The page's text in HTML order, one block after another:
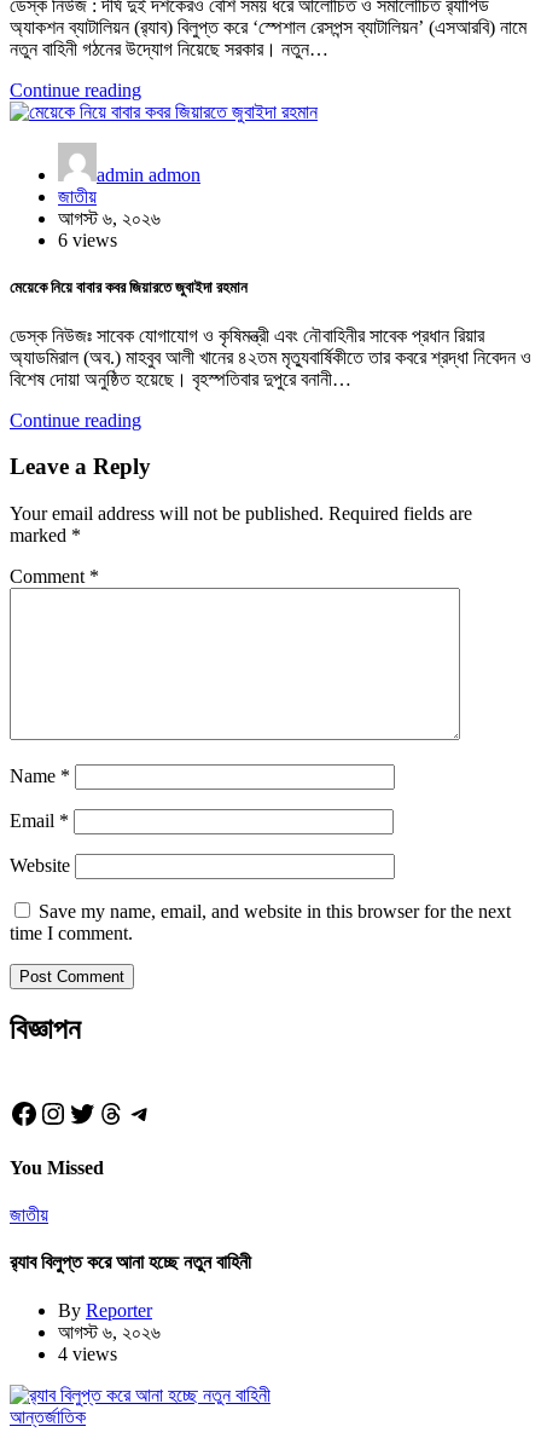
ডেস্ক নিউজ : দীর্ঘ দুই দশকেরও বেশি সময় ধরে আলোচিত ও সমালোচিত র‍্যাপিড
অ্যাকশন ব্যাটালিয়ন (র‍্যাব) বিলুপ্ত করে ‘স্পেশাল রেসপন্স ব্যাটালিয়ন’ (এসআরবি) নামে
নতুন বাহিনী গঠনের উদ্যোগ নিয়েছে সরকার। নতুন…
Continue reading
admin admon
জাতীয়
আগস্ট ৬, ২০২৬
6 views
মেয়েকে নিয়ে বাবার কবর জিয়ারতে জুবাইদা রহমান
ডেস্ক নিউজঃ সাবেক যোগাযোগ ও কৃষিমন্ত্রী এবং নৌবাহিনীর সাবেক প্রধান রিয়ার
অ্যাডমিরাল (অব.) মাহবুব আলী খানের ৪২তম মৃত্যুবার্ষিকীতে তার কবরে শ্রদ্ধা নিবেদন ও
বিশেষ দোয়া অনুষ্ঠিত হয়েছে। বৃহস্পতিবার দুপুরে বনানী…
Continue reading
Leave a Reply
Your email address will not be published. Required fields are
marked *
Comment *
Name *
Email *
Website
Save my name, email, and website in this browser for the next
time I comment.
বিজ্ঞাপন
Facebook
Instagram
Twitter
Threads
Telegram
You Missed
জাতীয়
র‍্যাব বিলুপ্ত করে আনা হচ্ছে নতুন বাহিনী
By Reporter
আগস্ট ৬, ২০২৬
4 views
আন্তর্জাতিক